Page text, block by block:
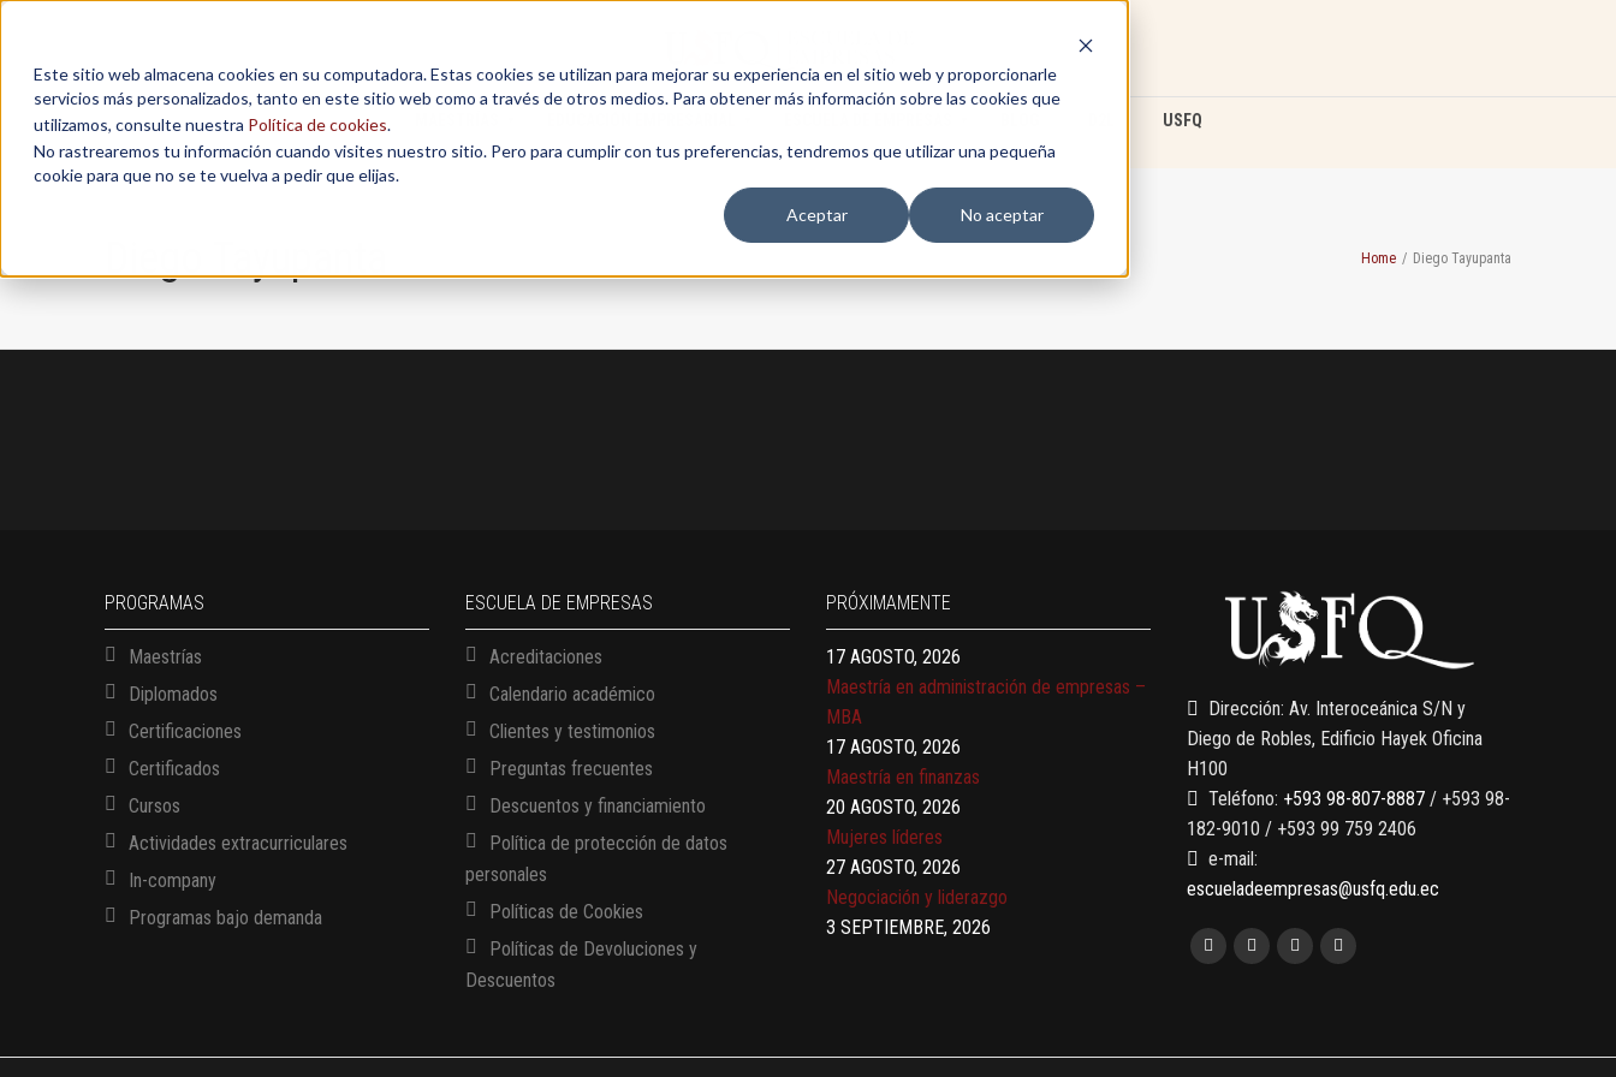
Este sitio web almacena cookies en su computadora. Estas cookies se utilizan para mejorar su experiencia en el sitio web y proporcionarle
servicios más personalizados, tanto en este sitio web como a través de otros medios. Para obtener más información sobre las cookies que
utilizamos, consulte nuestra Política de cookies.
No rastrearemos tu información cuando visites nuestro sitio. Pero para cumplir con tus preferencias, tendremos que utilizar una pequeña
cookie para que no se te vuelva a pedir que elijas.
Aceptar
No aceptar
USFQ
Home / Diego Tayupanta
PROGRAMAS
Maestrías
Diplomados
Certificaciones
Certificados
Cursos
Actividades extracurriculares
In-company
Programas bajo demanda
ESCUELA DE EMPRESAS
Acreditaciones
Calendario académico
Clientes y testimonios
Preguntas frecuentes
Descuentos y financiamiento
Política de protección de datos
personales
Políticas de Cookies
Políticas de Devoluciones y
Descuentos
PRÓXIMAMENTE
17 AGOSTO, 2026
Gerencia de empresas familiares
17 AGOSTO, 2026
Maestría en administración de empresas –
MBA
17 AGOSTO, 2026
Maestría en finanzas
20 AGOSTO, 2026
Mujeres líderes
27 AGOSTO, 2026
Negociación y liderazgo
3 SEPTIEMBRE, 2026
Dirección: Av. Interoceánica S/N y
Diego de Robles, Edificio Hayek Oficina
H100
Teléfono: +593 98-807-8887 / +593 98-
182-9010 / +593 99 759 2406
e-mail:
escueladeempresas@usfq.edu.ec